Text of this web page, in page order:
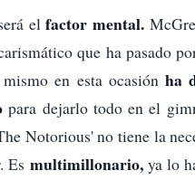
elfactor mental.
que ha pasado
en esta ocasión ha
para dejarlo todo en el
Notorious' no tiene la
Es multimillonario,ya lo